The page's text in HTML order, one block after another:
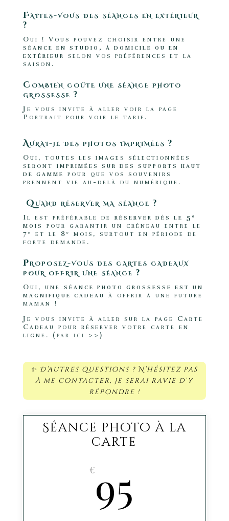
Faites-vous des séances en extérieur
?
Oui ! Vous pouvez choisir entre une
séance en studio, à domicile ou en
extérieur selon vos préférences et la
saison.
Combien coûte une séance photo
grossesse ?
Je vous invite à aller voir la page
Portrait pour voir le tarif.
Aurai-je des photos imprimées ?
Oui, toutes les images sélectionnées
seront imprimées sur des supports haut
de gamme pour que vos souvenirs
prennent vie au-delà du numérique.
Quand réserver ma séance ?
Il est préférable de réserver dès le 5ᵉ
mois
pour garantir un créneau entre le
7ᵉ et le 8ᵉ mois, surtout en période de
forte demande.
Proposez-vous des cartes cadeaux
pour offrir une séance ?
Oui, une séance photo grossesse est un
magnifique cadeau à offrir à une future
maman !
Je vous invite à aller sur la page Carte
Cadeau pour réserver votre carte en
ligne. ( par ici >> )
✨ D’autres questions ? N’hésitez pas
à me contacter, je serai ravie d’y
répondre !
Séance photo à la
carte
€95